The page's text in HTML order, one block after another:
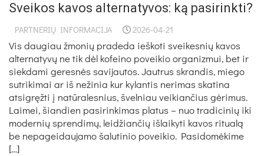
Sveikos kavos alternatyvos: ką pasirinkti?
PARTNERIŲ INFORMACIJA 2026-04-21
Vis daugiau žmonių pradeda ieškoti sveikesnių kavos
alternatyvų ne tik dėl kofeino poveikio organizmui, bet ir
siekdami geresnės savijautos. Jautrus skrandis, miego
sutrikimai ar iš nežinia kur kylantis nerimas skatina
atsigręžti į natūralesnius, švelniau veikiančius gėrimus.
Laimei, šiandien pasirinkimas platus – nuo tradicinių iki
modernių sprendimų, leidžiančių išlaikyti kavos ritualą
be nepageidaujamo šalutinio poveikio. Pasidomėkime
[…]